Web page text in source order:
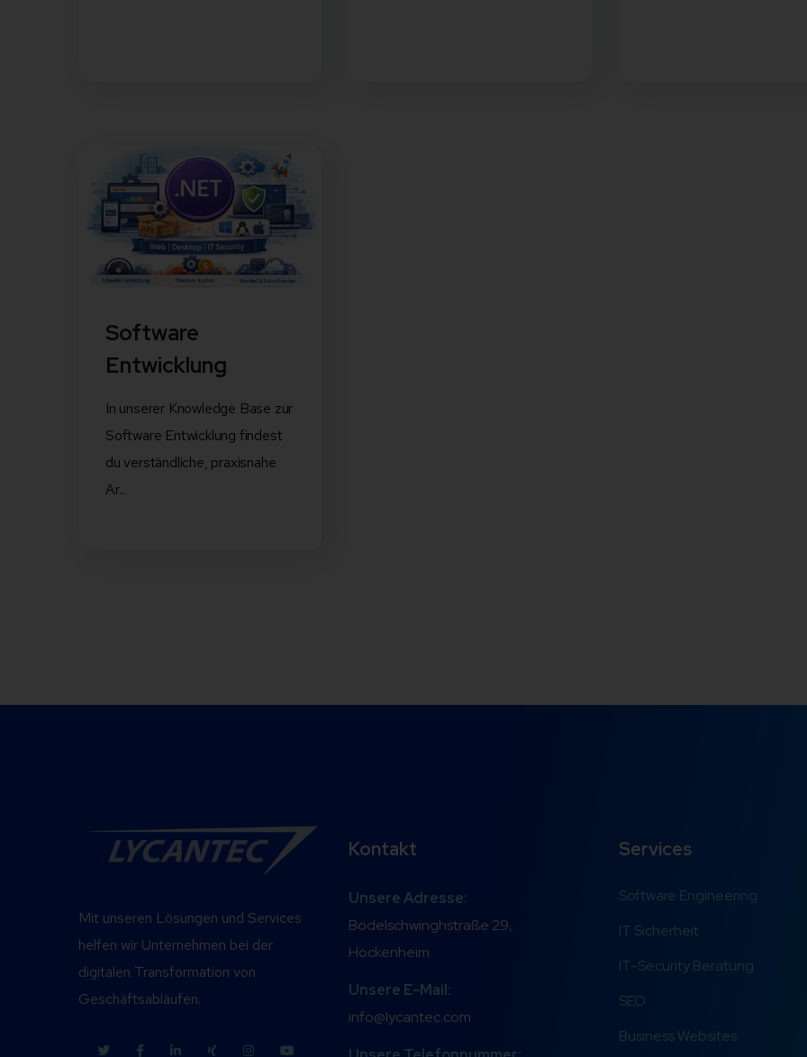
Software
Entwicklung
In unserer Knowledge Base zur
Software Entwicklung findest
du verständliche, praxisnahe
Ar...
Mit unseren Lösungen und Services
helfen wir Unternehmen bei der
digitalen Transformation von
Geschäftsabläufen.
Kontakt
Unsere Adresse:
Bodelschwinghstraße 29,
Hockenheim
Unsere E-Mail:
info@lycantec.com
Services
Software Engineering
IT Sicherheit
IT-Security Beratung
SEO
Business Websites